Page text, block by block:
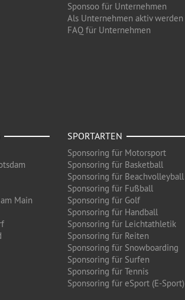
Sponsoo für Unternehmen
Als Unternehmen aktiv werden
FAQ für Unternehmen
Main
SPORTARTEN
Sponsoring für Motorsport
Sponsoring für Basketball
Sponsoring für Beachvolleyball
Sponsoring für Fußball
Sponsoring für Golf
Sponsoring für Handball
Sponsoring für Leichtathletik
Sponsoring für Reiten
Sponsoring für Snowboarding
Sponsoring für Surfen
Sponsoring für Tennis
Sponsoring für eSport (E-Sport)